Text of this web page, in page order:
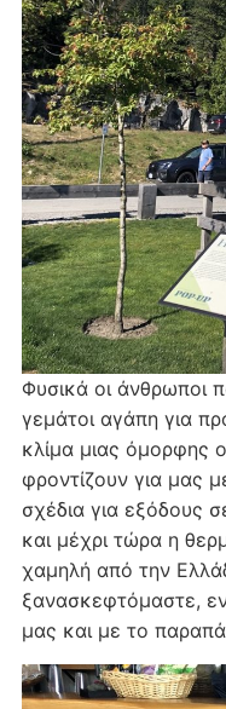
Φυσικά οι άνθρωποι
γεμάτοι αγάπη για
κλίμα μιας όμορφης
φροντίζουν για μας
σχέδια για εξόδους
και μέχρι τώρα η
χαμηλή από την
ξανασκεφτόμαστε,
μας και με το